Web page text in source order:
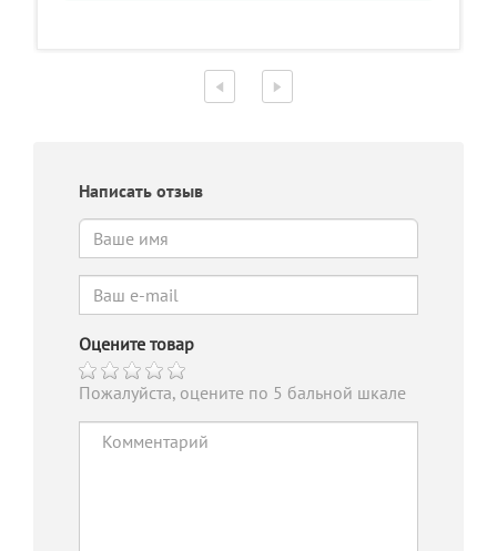
Написать отзыв
Оцените товар
Пожалуйста, оцените по 5 бальной шкале